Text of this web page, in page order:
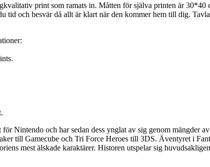
print som ramats in. Måtten för själva printen är 30*40
och besvär då allt är klart när den kommer hem till dig.
Nintendo och har sedan dess ynglat av sig genom mängder
till Gamecube och Tri Force Heroes till 3DS. Äventyret i
mest älskade karaktärer. Historen utspelar sig